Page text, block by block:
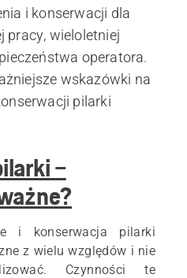
i konserwacji dla
pracy, wieloletniej
operatora.
wskazówki na
pilarki
–
i konserwacja pilarki
z wielu względów i nie
Czynności te